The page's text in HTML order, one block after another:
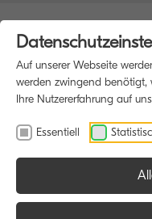
Auf unserer Webseite
werden zwingend benötigt,
Ihre Nutzererfahrung auf
Essentiell